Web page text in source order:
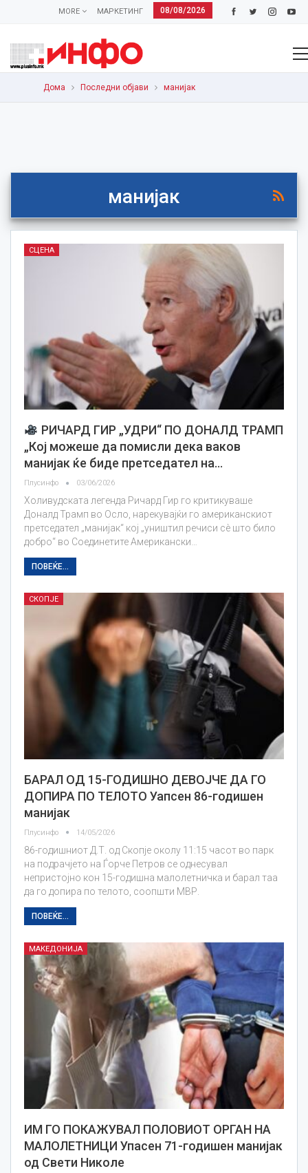
08/08/2026
МАРКЕТИНГ
MORE
Дома Последни објави манијак
манијак
СЦЕНА
РИЧАРД ГИР „УДРИ“ ПО ДОНАЛД ТРАМП
„Кој можеше да помисли дека ваков
манијак ќе биде претседател на…
Плусинфо 03/06/2026
Холивудската легенда Ричард Гир го критикуваше
Доналд Трамп во Осло, нарекувајќи го американскиот
претседател „манијак“ кој „уништил речиси сè што било
добро“ во Соединетите Американски…
ПОВЕЌЕ...
СКОПЈЕ
БАРАЛ ОД 15-ГОДИШНО ДЕВОЈЧЕ ДА ГО
ДОПИРА ПО ТЕЛОТО Уапсен 86-годишен
манијак
Плусинфо 14/05/2026
86-годишниот Д.Т. од Скопје околу 11:15 часот во парк
на подрачјето на Ѓорче Петров се однесувал
непристојно кон 15-годишна малолетничка и барал таа
да го допира по телото, соопшти МВР.
ПОВЕЌЕ...
МАКЕДОНИЈА
ИМ ГО ПОКАЖУВАЛ ПОЛОВИОТ ОРГАН НА
МАЛОЛЕТНИЦИ Упасен 71-годишен манијак
од Свети Николе